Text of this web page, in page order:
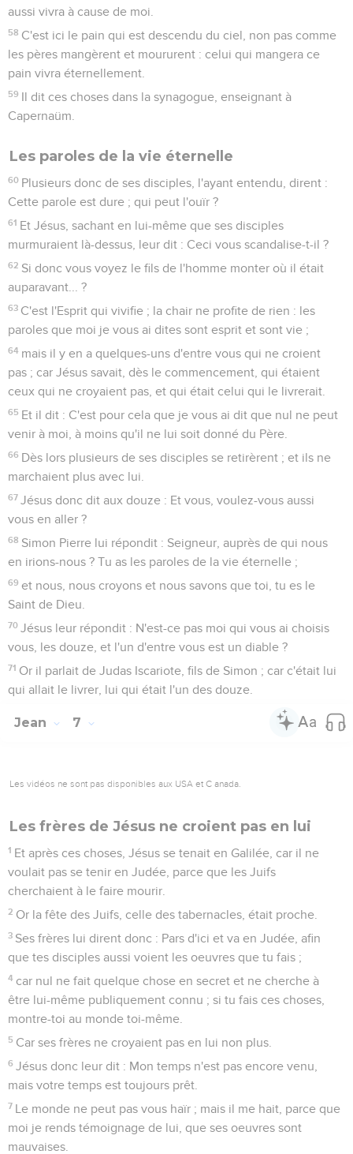
aussi vivra à cause de moi.
58 C'est ici le pain qui est descendu du ciel, non pas comme
les pères mangèrent et moururent : celui qui mangera ce
pain vivra éternellement.
59 Il dit ces choses dans la synagogue, enseignant à
Capernaüm.
Les paroles de la vie éternelle
60 Plusieurs donc de ses disciples, l'ayant entendu, dirent :
Cette parole est dure ; qui peut l'ouïr ?
61 Et Jésus, sachant en lui-même que ses disciples
murmuraient là-dessus, leur dit : Ceci vous scandalise-t-il ?
62 Si donc vous voyez le fils de l'homme monter où il était
auparavant... ?
63 C'est l'Esprit qui vivifie ; la chair ne profite de rien : les
paroles que moi je vous ai dites sont esprit et sont vie ;
64 mais il y en a quelques-uns d'entre vous qui ne croient
pas ; car Jésus savait, dès le commencement, qui étaient
ceux qui ne croyaient pas, et qui était celui qui le livrerait.
65 Et il dit : C'est pour cela que je vous ai dit que nul ne peut
venir à moi, à moins qu'il ne lui soit donné du Père.
66 Dès lors plusieurs de ses disciples se retirèrent ; et ils ne
marchaient plus avec lui.
67 Jésus donc dit aux douze : Et vous, voulez-vous aussi
vous en aller ?
68 Simon Pierre lui répondit : Seigneur, auprès de qui nous
en irions-nous ? Tu as les paroles de la vie éternelle ;
69 et nous, nous croyons et nous savons que toi, tu es le
Saint de Dieu.
70 Jésus leur répondit : N'est-ce pas moi qui vous ai choisis
vous, les douze, et l'un d'entre vous est un diable ?
71 Or il parlait de Judas Iscariote, fils de Simon ; car c'était lui
qui allait le livrer, lui qui était l'un des douze.
Jean 7
Les vidéos ne sont pas disponibles aux USA et C anada.
Les frères de Jésus ne croient pas en lui
1 Et après ces choses, Jésus se tenait en Galilée, car il ne
voulait pas se tenir en Judée, parce que les Juifs
cherchaient à le faire mourir.
2 Or la fête des Juifs, celle des tabernacles, était proche.
3 Ses frères lui dirent donc : Pars d'ici et va en Judée, afin
que tes disciples aussi voient les oeuvres que tu fais ;
4 car nul ne fait quelque chose en secret et ne cherche à
être lui-même publiquement connu ; si tu fais ces choses,
montre-toi au monde toi-même.
5 Car ses frères ne croyaient pas en lui non plus.
6 Jésus donc leur dit : Mon temps n'est pas encore venu,
mais votre temps est toujours prêt.
7 Le monde ne peut pas vous haïr ; mais il me hait, parce que
moi je rends témoignage de lui, que ses oeuvres sont
mauvaises.